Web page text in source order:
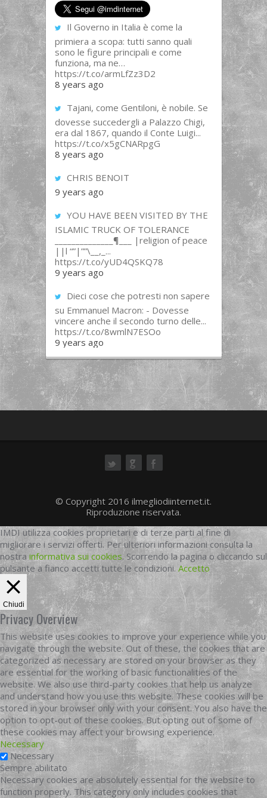
Il Governo in Italia è come la
primiera a scopa: tutti sanno quali
sono le figure principali e come
funziona, ma ne…
https://t.co/armLfZz3D2
8 years ago
Tajani, come Gentiloni, è nobile. Se
dovesse succedergli a Palazzo Chigi,
era dal 1867, quando il Conte Luigi...
https://t.co/x5gCNARpgG
8 years ago
CHRIS BENOIT
9 years ago
YOU HAVE BEEN VISITED BY THE
ISLAMIC TRUCK OF TOLERANCE
______________¶___ |religion of peace
||l “”|””\__,_...
https://t.co/yUD4QSKQ78
9 years ago
Dieci cose che potresti non sapere
su Emmanuel Macron: - Dovesse
vincere anche il secondo turno delle...
https://t.co/8wmlN7ESOo
9 years ago
© Copyright 2016 ilmegliodiinternet.it.
Riproduzione riservata.
IMDI utilizza cookies proprietari e di terze parti al fine di
migliorare i servizi offerti. Per ulteriori informazioni consulta la
nostrainformativa sui cookies. Scorrendo la pagina o cliccando sul
pulsante a fianco accetti tutte le condizioni. Accetto
Chiudi
Privacy Overview
This website uses cookies to improve your experience while you
navigate through the website. Out of these, the cookies that are
categorized as necessary are stored on your browser as they
are essential for the working of basic functionalities of the
website. We also use third-party cookies that help us analyze
and understand how you use this website. These cookies will be
stored in your browser only with your consent. You also have the
option to opt-out of these cookies. But opting out of some of
these cookies may affect your browsing experience.
Necessary
Necessary
Sempre abilitato
Necessary cookies are absolutely essential for the website to
function properly. This category only includes cookies that